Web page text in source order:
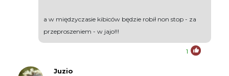
a w międzyczasie kibiców będzie robił non stop - za
przeproszeniem - w jajo!!!
1
Juzio